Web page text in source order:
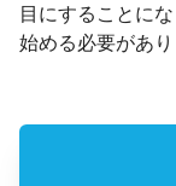
目にすることに
始める必要があり